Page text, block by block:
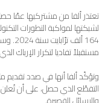
تعتذر ألفا من مشتركيها عمّا
لشبكتها لمواكبة التطورات
164
مستقبلاً تفاديا لتكرار
وتؤكّد ألفا أنها في صدد
التقطّع الذي حصل، على أن تُعلن